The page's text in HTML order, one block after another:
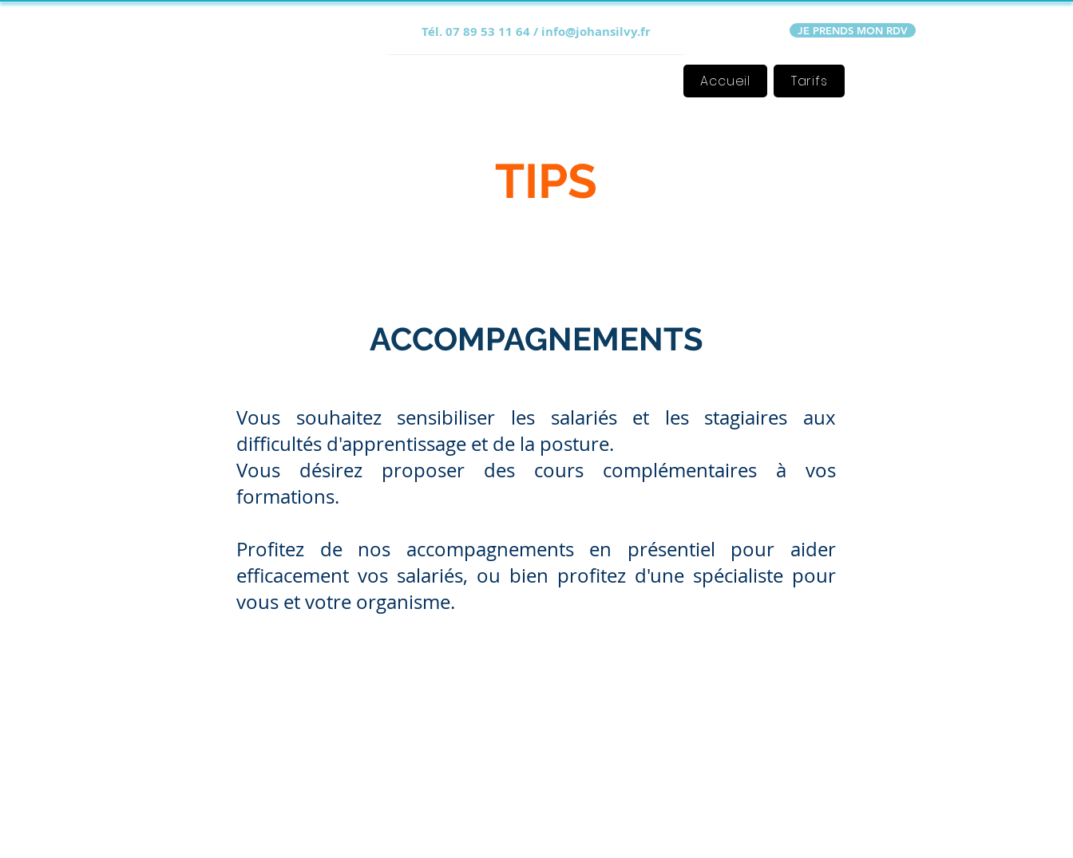
Tél. 07 89 53 11 64 / info@johansilvy.fr JE PRENDS MON RDV
Accueil Tarifs
TIPS
ACCOMPAGNEMENTS
Vous souhaitez sensibiliser les salariés et les stagiaires aux
difficultés d'apprentissage et de la posture.
Vous désirez proposer des cours complémentaires à vos
formations.
Profitez de nos accompagnements en présentiel pour aider
efficacement vos salariés, ou bien profitez d'une spécialiste pour
vous et votre organisme.